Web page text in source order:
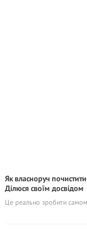
Як власноруч
Ділюся своїм досвідом
Це реально зробити